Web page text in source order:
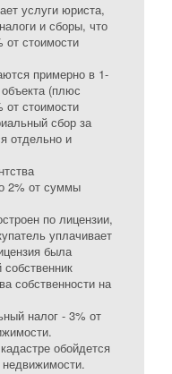
услуги юриста,
и сборы, что
от стоимости
примерно в 1-
(плюс
от стоимости
сбор за
отдельно и
2% от суммы
по лицензии,
уплачивает
была
собственности на
налог - 3% от
обойдется
недвижимости.